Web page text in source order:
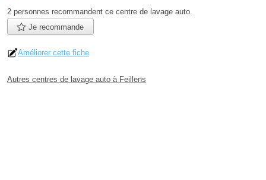
2 personnes recommandent ce centre de lavage auto.
Je recommande
Améliorer cette fiche
Autres centres de lavage auto à Feillens